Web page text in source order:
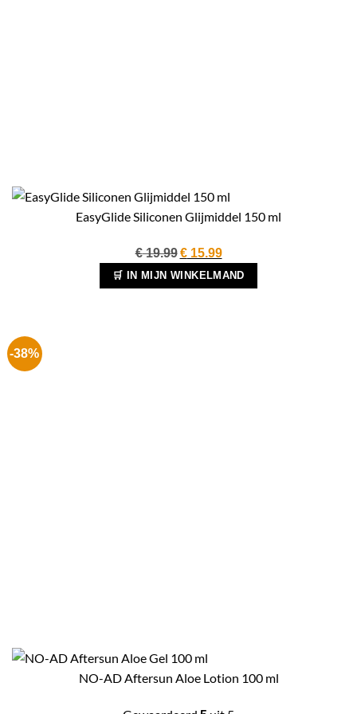
EasyGlide Siliconen Glijmiddel 150 ml
€19.99 Oorspronkelijke
prijs
was:
€15.99Huidige
prijs
is:
🛒 IN MIJN WINKELMAND
-38%
NO-AD Aftersun Aloe Lotion 100 ml